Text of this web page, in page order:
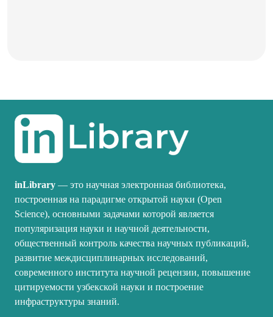
inLibrary — это научная электронная библиотека,
построенная на парадигме открытой науки (Open
Science), основными задачами которой является
популяризация науки и научной деятельности,
общественный контроль качества научных публикаций,
развитие междисциплинарных исследований,
современного института научной рецензии, повышение
цитируемости узбекской науки и построение
инфраструктуры знаний.